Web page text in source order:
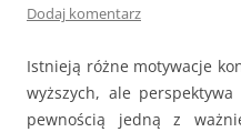
Dodaj komentarz
Istnieją różne motywacje
wyższych, ale
pewnością jedną z